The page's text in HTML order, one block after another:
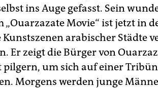
ins Auge gefasst. Sein
Movie“ ist jetzt in
Kunstszenen arabischer Städte
Er zeigt die Bürger von
pilgern, um sich auf einer
Morgens werden junge